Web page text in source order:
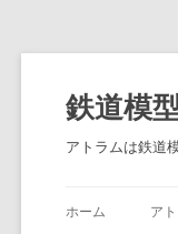
鉄道模
アトラムは鉄道
ホーム ア